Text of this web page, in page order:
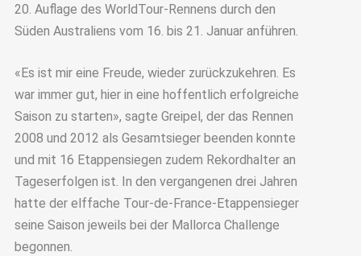
20. Auflage des WorldTour-Rennens durch den
Süden Australiens vom 16. bis 21. Januar anführen.
«Es ist mir eine Freude, wieder zurückzukehren. Es
war immer gut, hier in eine hoffentlich erfolgreiche
Saison zu starten», sagte Greipel, der das Rennen
2008 und 2012 als Gesamtsieger beenden konnte
und mit 16 Etappensiegen zudem Rekordhalter an
Tageserfolgen ist. In den vergangenen drei Jahren
hatte der elffache Tour-de-France-Etappensieger
seine Saison jeweils bei der Mallorca Challenge
begonnen.